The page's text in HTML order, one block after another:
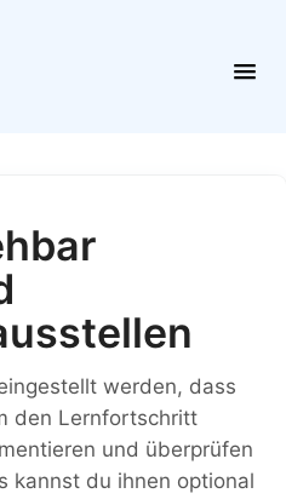
Plattform verwalten
werden, dass
den Lernfortschritt
und überprüfen
kannst du ihnen optional